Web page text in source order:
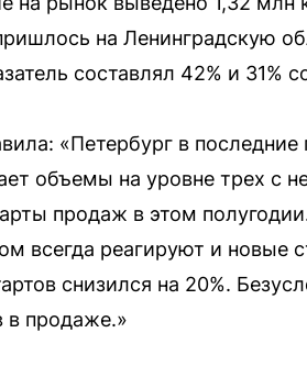
на Ленинградскую
составлял 42% и 31%
«Петербург в
объемы на уровне трех с
продаж в этом
всегда реагируют и новые
снизился на 20%.
в продаже.»